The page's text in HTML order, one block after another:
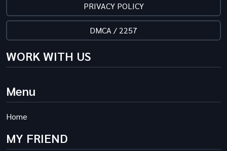
PRIVACY POLICY
DMCA / 2257
WORK WITH US
Menu
Home
MY FRIEND